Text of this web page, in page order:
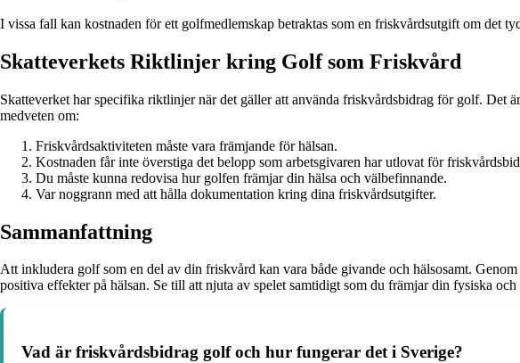
I vissa fall kan kostnaden för ett golfmedlemskap betraktas som en friskvårdsutgift om det
Skatteverkets Riktlinjer kring Golf som Friskvård
Skatteverket har specifika riktlinjer när det gäller att använda friskvårdsbidrag för golf.
medveten om:
Friskvårdsaktiviteten måste vara främjande för hälsan.
Kostnaden får inte överstiga det belopp som arbetsgivaren har utlovat för
Du måste kunna redovisa hur golfen främjar din hälsa och välbefinnande.
Var noggrann med att hålla dokumentation kring dina friskvårdsutgifter.
Sammanfattning
Att inkludera golf som en del av din friskvård kan vara både givande och hälsosamt.
positiva effekter på hälsan. Se till att njuta av spelet samtidigt som du främjar din fysiska och
Vad är friskvårdsbidrag golf och hur fungerar det i Sverige?